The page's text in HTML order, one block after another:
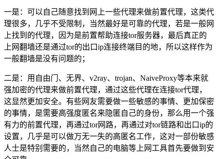
一是：可以自己随意找到网上一些代理来做前置代理，这类代
理很多，几乎不受限制，当然最好是可靠的代理，若是一般网
上找到的代理，因为是前置帮助连接tor服务器，最后真正的
上网翻墙还是通过tor的出口ip连接终端目的地，所以这样作为
一般翻墙是没有问题的；
二是：用自由门、无界、v2ray、trojan、NaiveProxy等本来就
强加密的代理来做前置代理，通过这些代理在连接tor代理，
这显然更加安全。有些网友需要做一些敏感的事情、更加保密
的事情，是需要高强度匿名来隐匿自己的身份，那么用一个强
有力的前置代理，再通过tor网路，再通过对tor链路和出口ip的
设置，几乎是可以做万无一失的高匿名工作，这对一部份敏感
人士是特别需要的，当然自己的电脑等上网工具首先要做到安